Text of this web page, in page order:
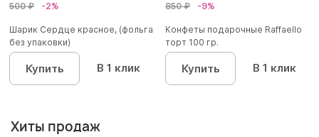
500 ₽ -2%
Шарик Сердце красное, (фольга
без упаковки)
Купить В 1 клик
850 ₽ -9%
Конфеты подарочные Raffaello
торт 100 гр.
Купить В 1 клик
Хиты продаж